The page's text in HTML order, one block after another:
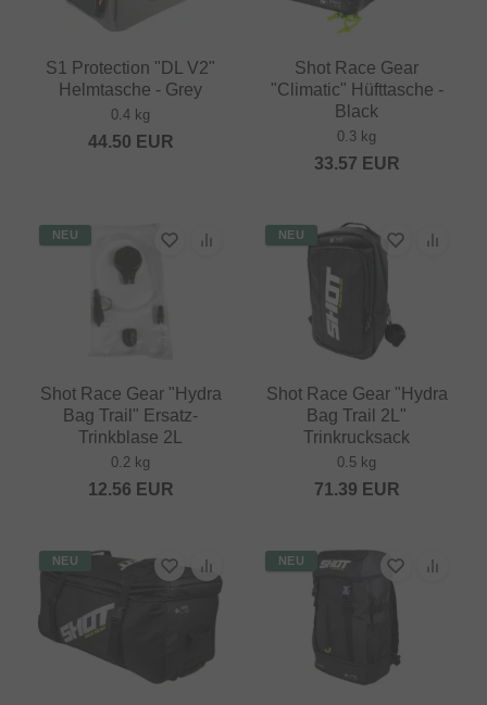
S1 Protection "DL V2"
Helmtasche - Grey
0.4 kg
44.50 EUR
Shot Race Gear
"Climatic" Hüfttasche -
Black
0.3 kg
33.57 EUR
NEU
Shot Race Gear "Hydra
Bag Trail" Ersatz-
Trinkblase 2L
0.2 kg
12.56 EUR
NEU
Shot Race Gear "Hydra
Bag Trail 2L"
Trinkrucksack
0.5 kg
71.39 EUR
NEU NEU